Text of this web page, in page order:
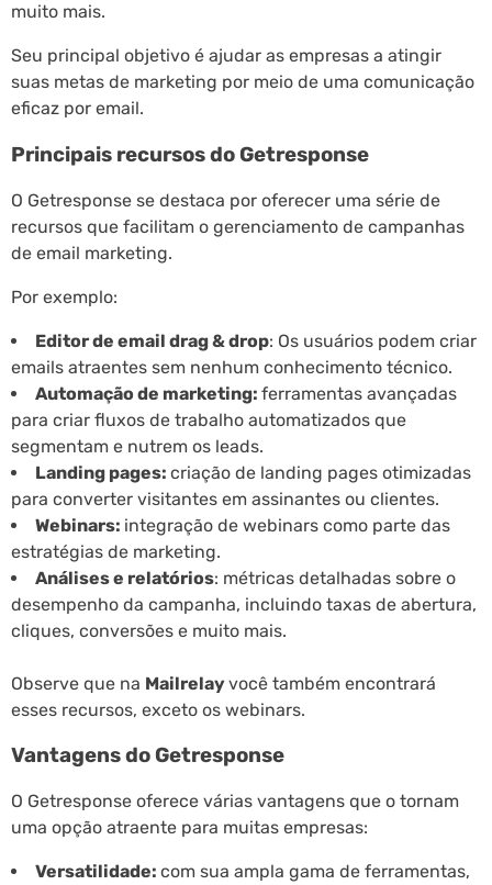
muito mais.
Seu principal objetivo é ajudar as empresas a atingir
suas metas de marketing por meio de uma comunicação
eficaz por email.
Principais recursos do Getresponse
O Getresponse se destaca por oferecer uma série de
recursos que facilitam o gerenciamento de campanhas
de email marketing.
Por exemplo:
Editor de email drag & drop: Os usuários podem criar
emails atraentes sem nenhum conhecimento técnico.
Automação de marketing: ferramentas avançadas
para criar fluxos de trabalho automatizados que
segmentam e nutrem os leads.
Landing pages: criação de landing pages otimizadas
para converter visitantes em assinantes ou clientes.
Webinars: integração de webinars como parte das
estratégias de marketing.
Análises e relatórios: métricas detalhadas sobre o
desempenho da campanha, incluindo taxas de abertura,
cliques, conversões e muito mais.
Observe que na Mailrelayvocê também encontrará
esses recursos, exceto os webinars.
Vantagens do Getresponse
O Getresponse oferece várias vantagens que o tornam
uma opção atraente para muitas empresas:
Versatilidade: com sua ampla gama de ferramentas,